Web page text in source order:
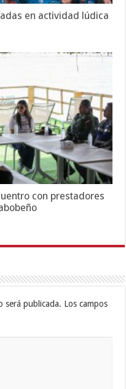
en actividad lúdica
con prestadores
será publicada. Los campos